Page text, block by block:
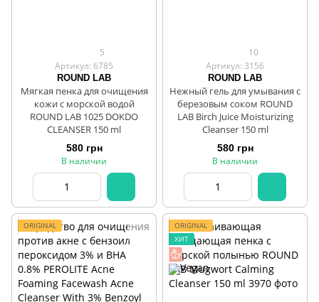
5
Артикул: 6785
ROUND LAB
Мягкая пенка для очищения
кожи с морской водой
ROUND LAB 1025 DOKDO
CLEANSER 150 ml
580 грн
В наличии
10
Артикул: 3156
ROUND LAB
Нежный гель для умывания с
березовым соком ROUND
LAB Birch Juice Moisturizing
Cleanser 150 ml
580 грн
В наличии
ORIGINAL
ORIGINAL
ХИТ